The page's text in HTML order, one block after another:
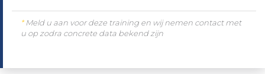
*Meld u aan voor deze training en wij nemen contact met
u op zodra concrete data bekend zijn